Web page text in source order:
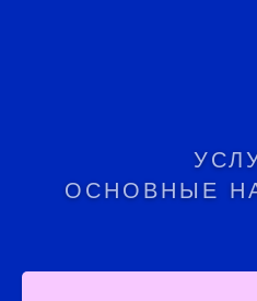
ОСНОВНЫЕ